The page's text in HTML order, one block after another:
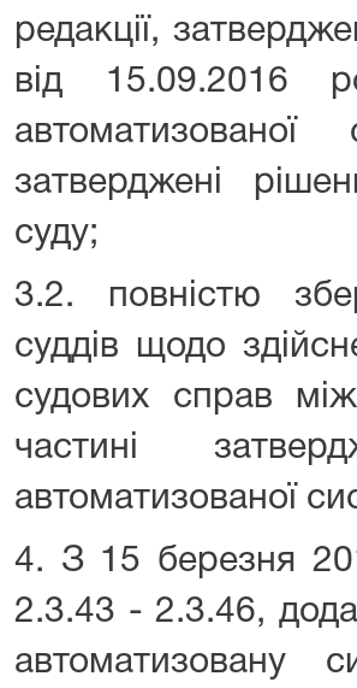
редакції,
від 15.09.2016
затверджені
суду;
3.2. повністю
суддів щодо
судових справ
частині
автоматизованої
4. З 15 березня
2.3.43 - 2.3.46,
автоматизовану